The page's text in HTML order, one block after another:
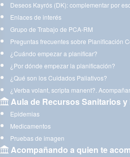
Deseos Kayrós (DK): complementar por
Enlaces de interés
Grupo de Trabajo de PCA-RM
Preguntas frecuentes sobre Planificación
¿Cuándo empezar a planificar?
¿Por dónde empezar la planificación?
¿Qué son los Cuidados Paliativos?
¿Verba volant, scripta manent?.
Aula de Recursos Sanitarios y
Epidemias
Medicamentos
Pruebas de imagen
Acompañando a quien te